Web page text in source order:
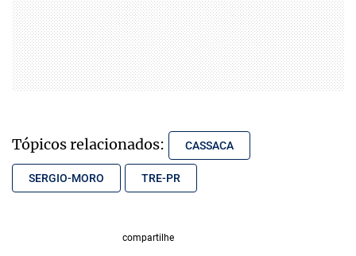
Tópicos relacionados: CASSACA
SERGIO-MORO TRE-PR
compartilhe